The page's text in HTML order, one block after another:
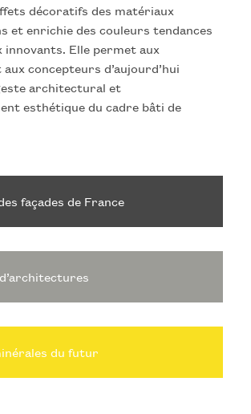
décoratifs des matériaux
et enrichie des couleurs tendances
innovants. Elle permet aux
concepteurs d’aujourd’hui
architectural et
esthétique du cadre bâti de
façades de France
du futur